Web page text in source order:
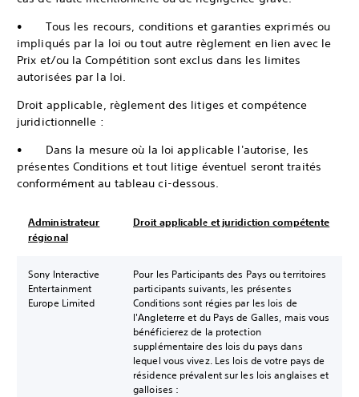
• Tous les recours, conditions et garanties exprimés ou
impliqués par la loi ou tout autre règlement en lien avec le
Prix et/ou la Compétition sont exclus dans les limites
autorisées par la loi.
Droit applicable, règlement des litiges et compétence
juridictionnelle :
• Dans la mesure où la loi applicable l'autorise, les
présentes Conditions et tout litige éventuel seront traités
conformément au tableau ci-dessous.
Administrateur
régional
Droit applicable et juridiction compétente
Sony Interactive
Entertainment
Europe Limited
Pour les Participants des Pays ou territoires
participants suivants, les présentes
Conditions sont régies par les lois de
l'Angleterre et du Pays de Galles, mais vous
bénéficierez de la protection
supplémentaire des lois du pays dans
lequel vous vivez. Les lois de votre pays de
résidence prévalent sur les lois anglaises et
galloises :